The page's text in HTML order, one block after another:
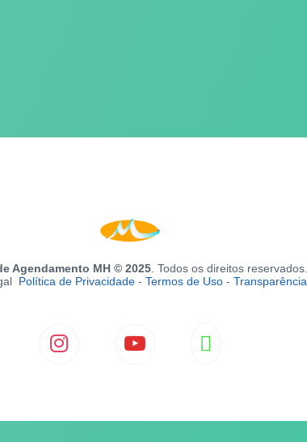
Agendamento MH © 2025 . Todos os direitos reservados..
Política de Privacidade - Termos de Uso - Transparência